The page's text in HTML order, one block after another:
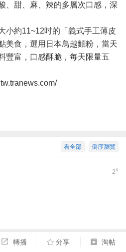
、甜、麻、辣的多層次口感，深
約11~12吋的「義式手工薄皮
美食，選用日本鳥越麵粉，當天
豐富，口感酥脆，每天限量五
倒序瀏覽
看全部
2#
轉播 分享 淘帖